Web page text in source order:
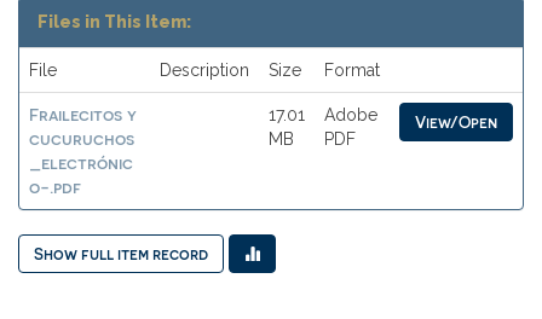
Files in This Item:
File Description Size Format
Frailecitos y
cucuruchos
_electrónic
o-.pdf
17.01
MB
Adobe
PDF
View/Open
Show full item record